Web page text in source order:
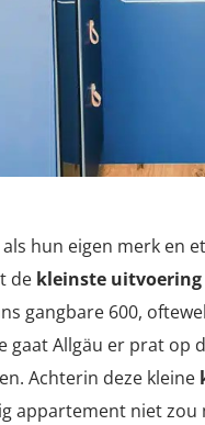
hun eigen merk
de kleinste uitvoering
gangbare 600,
gaat Allgäu er prat op
Achterin deze kleine
appartement niet